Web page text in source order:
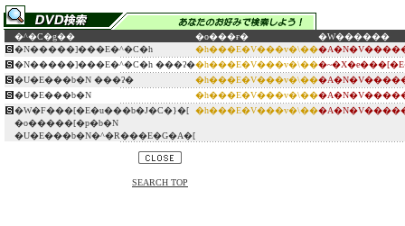
�^�C�g�� �o���ғ�
�W������
�N�����]���E�^�C�h
�h���E�V���v�\��
�N�����]���E�^�C�h ���ʔ��h���E�V���v�\��
�U�E���b�N ���ʔ�
�h���E�V���v�\��
�U�E���b�N
�h���E�V���v�\��
�W�F���[�E�u���b�J�C�}�[
�o�����[�p�b�N
�U�E���b�N�^�R���E�G�A�[
�h���E�V���v�\��
SEARCH TOP